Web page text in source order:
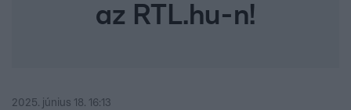
az RTL.hu-n!
2025. június 18. 16:13